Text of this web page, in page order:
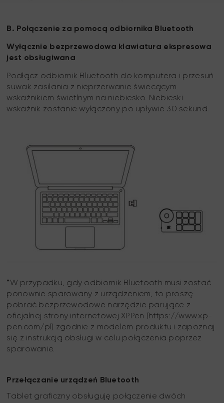
B. Połączenie za pomocą odbiornika Bluetooth
Wyłącznie bezprzewodowa klawiatura ekspresowa
jest obsługiwana
Podłącz odbiornik Bluetooth do komputera i przesuń
suwak zasilania z nieprzerwanie świecącym
wskaźnikiem świetlnym na niebiesko. Niebieski
wskaźnik zostanie wyłączony po upływie 30 sekund.
*W przypadku, gdy odbiornik Bluetooth musi zostać
ponownie sparowany z urządzeniem, to proszę
pobrać bezprzewodowe narzędzie parujące z
oficjalnej strony internetowej XPPen (https://www.xp-
pen.com/pl) zgodnie z modelem produktu i zapoznaj
się z instrukcją obsługi w celu połączenia poprzez
sparowanie.
Przełączanie urządzeń Bluetooth
Tablet graficzny obsługuję połączenie dwóch